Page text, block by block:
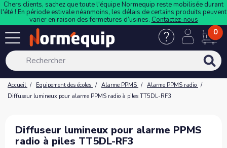
Chers clients, sachez que toute l'équipe Normequip reste mobilisée durant
l'été ! En période estivale néanmoins, les délais de certains produits peuvent
varier en raison des fermetures d’usines. Contactez-nous
0
Accueil Equipement des écoles Alarme PPMS
Alarme PPMS radio
Diffuseur lumineux pour alarme PPMS radio à piles TT5DL-RF3
Diffuseur lumineux pour alarme PPMS
radio à piles TT5DL-RF3